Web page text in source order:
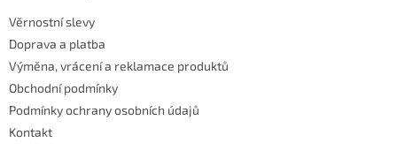
Věrnostní slevy
Doprava a platba
Výměna, vrácení a reklamace produktů
Obchodní podmínky
Podmínky ochrany osobních údajů
Kontakt